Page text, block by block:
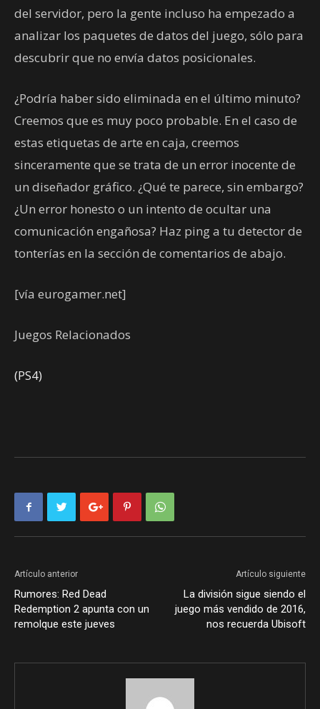
del servidor, pero la gente incluso ha empezado a
analizar los paquetes de datos del juego, sólo para
descubrir que no envía datos posicionales.
¿Podría haber sido eliminada en el último minuto?
Creemos que es muy poco probable. En el caso de
estas etiquetas de arte en caja, creemos
sinceramente que se trata de un error inocente de
un diseñador gráfico. ¿Qué te parece, sin embargo?
¿Un error honesto o un intento de ocultar una
comunicación engañosa? Haz ping a tu detector de
tonterías en la sección de comentarios de abajo.
[vía eurogamer.net]
Juegos Relacionados
(PS4)
Artículo anterior
Rumores: Red Dead
Redemption 2 apunta con un
remolque este jueves
Artículo siguiente
La división sigue siendo el
juego más vendido de 2016,
nos recuerda Ubisoft